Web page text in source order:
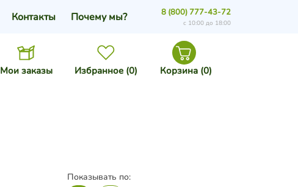
Мои заказы Избранное (0) Корзина (0)
Контакты Почему мы? 8 (800) 777-43-72
с 10:00 до 18:00
Показывать по: